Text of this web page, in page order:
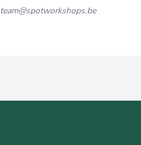
team@spotworkshops.be